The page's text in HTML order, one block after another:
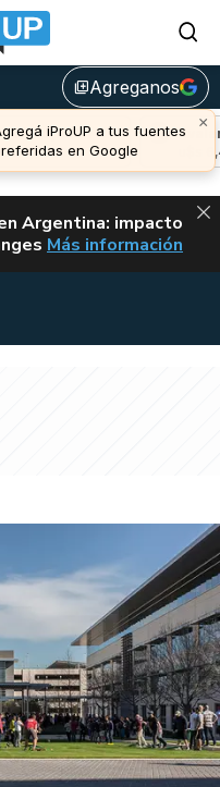
library_addAgreganos
×
iProUP a tus fuentes
en Google
(-0,02%)
Argentina: impacto
CLARITY ACT EN
Más información